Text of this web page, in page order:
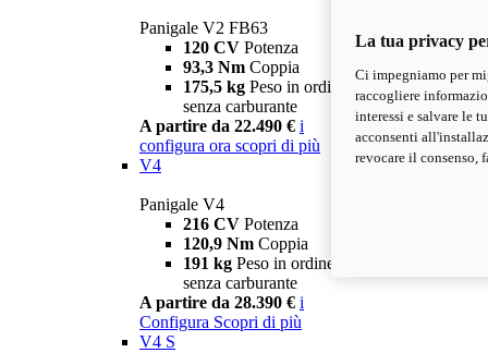
Panigale V2 FB63
120 CV Potenza
93,3 Nm Coppia
175,5 kg Peso in ordine di marcia
senza carburante
A partire da 22.490 € i
configura ora scopri di più
V4
Panigale V4
216 CV Potenza
120,9 Nm Coppia
191 kg Peso in ordine di marcia
senza carburante
A partire da 28.390 € i
Configura Scopri di più
V4 S
La tua privacy
Ci impegniamo per
raccogliere
interessi e salvare le
acconsenti
revocare il consenso,